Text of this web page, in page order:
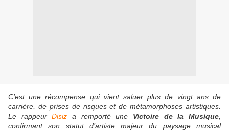
C’est une récompense qui vient saluer plus de vingt ans de
carrière, de prises de risques et de métamorphoses artistiques.
Le rappeurDisiz a remporté une Victoire de la Musique
confirmant son statut d’artiste majeur du paysage musical